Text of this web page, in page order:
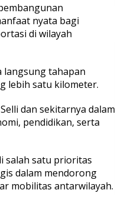
nyata bagi
di wilayah
langsung tahapan
lebih satu kilometer.
dan sekitarnya dalam
pendidikan, serta
salah satu prioritas
dalam mendorong
mobilitas antarwilayah.